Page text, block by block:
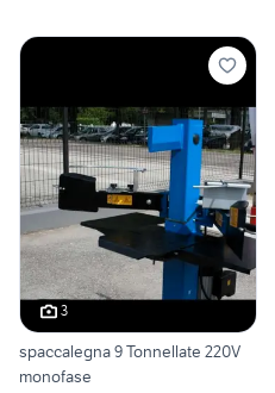
3
spaccalegna 9 Tonnellate 220V
monofase